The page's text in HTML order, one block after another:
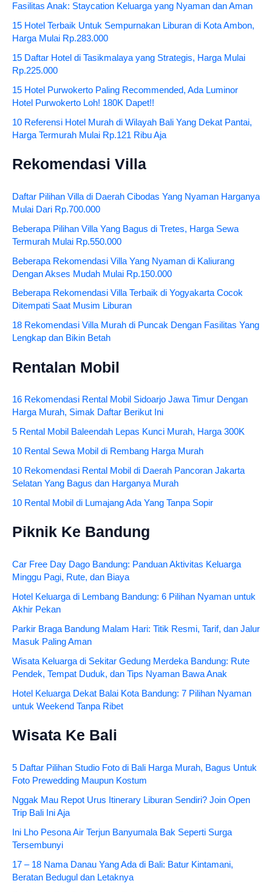
Fasilitas Anak: Staycation Keluarga yang Nyaman dan Aman
15 Hotel Terbaik Untuk Sempurnakan Liburan di Kota Ambon,
Harga Mulai Rp.283.000
15 Daftar Hotel di Tasikmalaya yang Strategis, Harga Mulai
Rp.225.000
15 Hotel Purwokerto Paling Recommended, Ada Luminor
Hotel Purwokerto Loh! 180K Dapet!!
10 Referensi Hotel Murah di Wilayah Bali Yang Dekat Pantai,
Harga Termurah Mulai Rp.121 Ribu Aja
Rekomendasi Villa
Daftar Pilihan Villa di Daerah Cibodas Yang Nyaman Harganya
Mulai Dari Rp.700.000
Beberapa Pilihan Villa Yang Bagus di Tretes, Harga Sewa
Termurah Mulai Rp.550.000
Beberapa Rekomendasi Villa Yang Nyaman di Kaliurang
Dengan Akses Mudah Mulai Rp.150.000
Beberapa Rekomendasi Villa Terbaik di Yogyakarta Cocok
Ditempati Saat Musim Liburan
18 Rekomendasi Villa Murah di Puncak Dengan Fasilitas Yang
Lengkap dan Bikin Betah
Rentalan Mobil
16 Rekomendasi Rental Mobil Sidoarjo Jawa Timur Dengan
Harga Murah, Simak Daftar Berikut Ini
5 Rental Mobil Baleendah Lepas Kunci Murah, Harga 300K
10 Rental Sewa Mobil di Rembang Harga Murah
10 Rekomendasi Rental Mobil di Daerah Pancoran Jakarta
Selatan Yang Bagus dan Harganya Murah
10 Rental Mobil di Lumajang Ada Yang Tanpa Sopir
Piknik Ke Bandung
Car Free Day Dago Bandung: Panduan Aktivitas Keluarga
Minggu Pagi, Rute, dan Biaya
Hotel Keluarga di Lembang Bandung: 6 Pilihan Nyaman untuk
Akhir Pekan
Parkir Braga Bandung Malam Hari: Titik Resmi, Tarif, dan Jalur
Masuk Paling Aman
Wisata Keluarga di Sekitar Gedung Merdeka Bandung: Rute
Pendek, Tempat Duduk, dan Tips Nyaman Bawa Anak
Hotel Keluarga Dekat Balai Kota Bandung: 7 Pilihan Nyaman
untuk Weekend Tanpa Ribet
Wisata Ke Bali
5 Daftar Pilihan Studio Foto di Bali Harga Murah, Bagus Untuk
Foto Prewedding Maupun Kostum
Nggak Mau Repot Urus Itinerary Liburan Sendiri? Join Open
Trip Bali Ini Aja
Ini Lho Pesona Air Terjun Banyumala Bak Seperti Surga
Tersembunyi
17 – 18 Nama Danau Yang Ada di Bali: Batur Kintamani,
Beratan Bedugul dan Letaknya